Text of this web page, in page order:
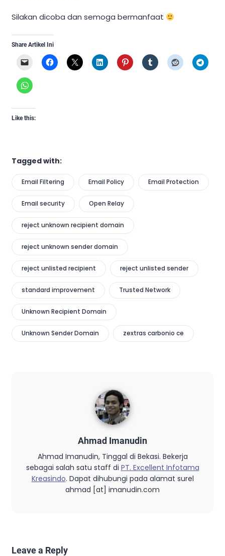
Silakan dicoba dan semoga bermanfaat
Share Artikel Ini
Like this:
Tagged with:
Email Filtering Email Policy Email Protection
Email security Open Relay
reject unknown recipient domain
reject unknown sender domain
reject unlisted recipient reject unlisted sender
standard improvement Trusted Network
Unknown Recipient Domain
Unknown Sender Domain zextras carbonio ce
Ahmad Imanudin
Ahmad Imanudin, Tinggal di Bekasi. Bekerja
sebagai salah satu staff di PT. Excellent Infotama
Kreasindo. Dapat dihubungi pada alamat surel
ahmad [at] imanudin.com
Leave a Reply